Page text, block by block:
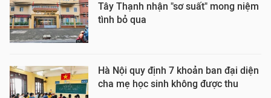
Tây Thạnh nhận "sơ suất" mong niệm
tình bỏ qua
Hà Nội quy định 7 khoản ban đại diện
cha mẹ học sinh không được thu